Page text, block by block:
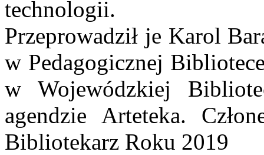
technologii.
Przeprowadził je Karol
w Pedagogicznej
w Wojewódzkiej
agendzie Arteteka.
Bibliotekarz Roku 2019